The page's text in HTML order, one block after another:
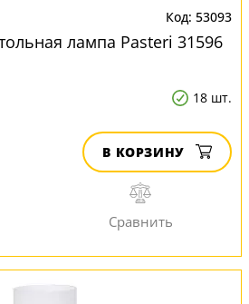
53093
лампа Pasteri 31596
18 шт.
В КОРЗИНУ